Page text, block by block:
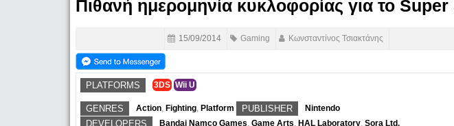
Πιθανή ημερομηνία κυκλοφορίας για το
15/09/2014 Gaming Κωνσταντίνος Τσιακτάνης
PLATFORMS 3DS Wii U
GENRES Action, Fighting, Platform PUBLISHER Nintendo
DEVELOPERS Bandai Namco Games, Game Arts, HAL Laboratory, Sora Ltd.